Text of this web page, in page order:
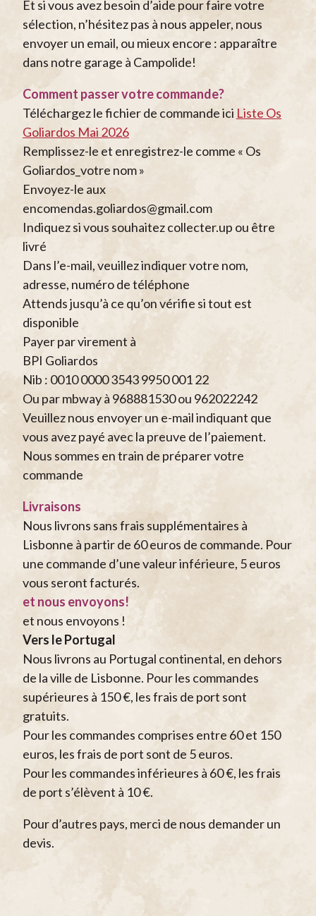
Et si vous avez besoin d’aide pour faire votre
sélection, n’hésitez pas à nous appeler, nous
envoyer un email, ou mieux encore : apparaître
dans notre garage à Campolide!
Comment passer votre commande?
Téléchargez le fichier de commande ici Liste Os
Goliardos Mai 2026
Remplissez-le et enregistrez-le comme « Os
Goliardos_votre nom »
Envoyez-le aux
encomendas.goliardos@gmail.com
Indiquez si vous souhaitez collecter.up ou être
livré
Dans l’e-mail, veuillez indiquer votre nom,
adresse, numéro de téléphone
Attends jusqu’à ce qu’on vérifie si tout est
disponible
Payer par virement à
BPI Goliardos
Nib : 0010 0000 3543 9950 001 22
Ou par mbway à 968881530 ou 962022242
Veuillez nous envoyer un e-mail indiquant que
vous avez payé avec la preuve de l’paiement.
Nous sommes en train de préparer votre
commande
Livraisons
Nous livrons sans frais supplémentaires à
Lisbonne à partir de 60 euros de commande. Pour
une commande d’une valeur inférieure, 5 euros
vous seront facturés.
et nous envoyons!
et nous envoyons !
Vers le Portugal
Nous livrons au Portugal continental, en dehors
de la ville de Lisbonne. Pour les commandes
supérieures à 150 €, les frais de port sont
gratuits.
Pour les commandes comprises entre 60 et 150
euros, les frais de port sont de 5 euros.
Pour les commandes inférieures à 60 €, les frais
de port s’élèvent à 10 €.
Pour d’autres pays, merci de nous demander un
devis.